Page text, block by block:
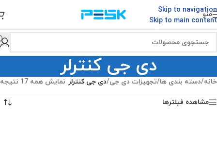
Skip to navigation
Skip to main content
منو
دی جی کنترلر
خانه/دسته بندی ها/تجهیزات دی جی/دی جی کنترلر نمایش همه 17 نتیجه
مشاهده فیلترها